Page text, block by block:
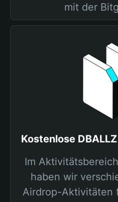
mit der
Kostenlose
Im
haben wir
Airdrop-Aktivitäten